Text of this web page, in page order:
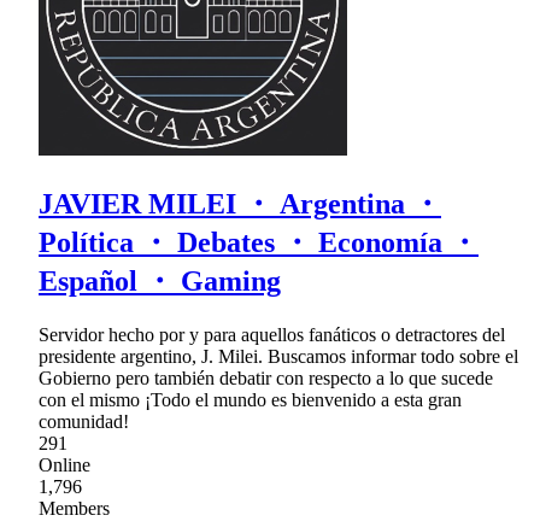
JAVIER MILEI ・ Argentina ・
Política ・ Debates ・ Economía ・
Español ・ Gaming
Servidor hecho por y para aquellos fanáticos o detractores del
presidente argentino, J. Milei. Buscamos informar todo sobre el
Gobierno pero también debatir con respecto a lo que sucede
con el mismo ¡Todo el mundo es bienvenido a esta gran
comunidad!
291
Online
1,796
Members